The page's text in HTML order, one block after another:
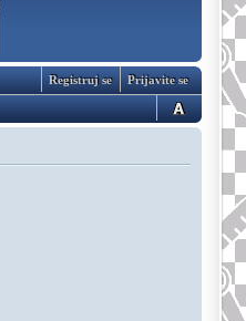
Prijavite se
Registruj se